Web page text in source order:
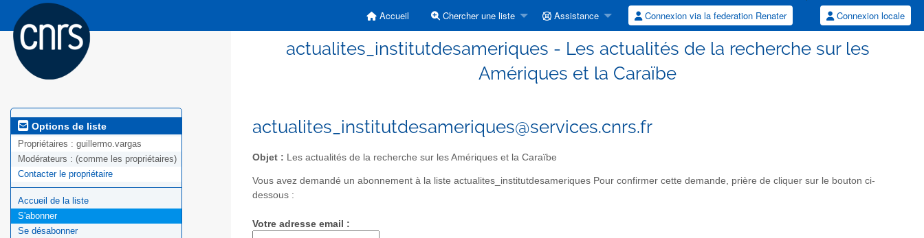
Accueil Chercher une liste Assistance Connexion via la federation Renater Connexion locale
actualites_institutdesameriques - Les actualités de la recherche sur les
Amériques et la Caraïbe
Options de liste
Propriétaires : guillermo.vargas
Modérateurs : (comme les propriétaires)
Contacter le propriétaire
Accueil de la liste
S'abonner
Se désabonner
actualites_institutdesameriques@services.cnrs.fr
Objet : Les actualités de la recherche sur les Amériques et la Caraïbe
Vous avez demandé un abonnement à la liste actualites_institutdesameriques Pour confirmer cette demande, prière de cliquer sur le bouton ci-
dessous :
Votre adresse email :